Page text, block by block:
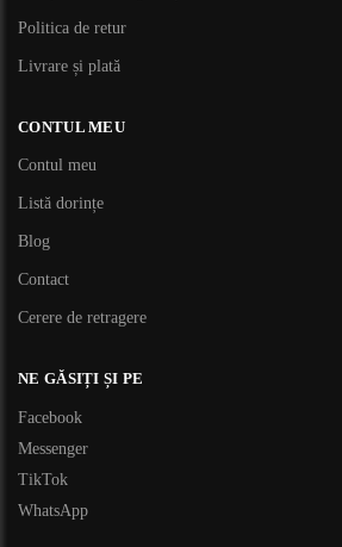
Politica de retur
Livrare și plată
CONTUL MEU
Contul meu
Listă dorințe
Blog
Contact
Cerere de retragere
NE GĂSIȚI ȘI PE
Facebook
Messenger
TikTok
WhatsApp